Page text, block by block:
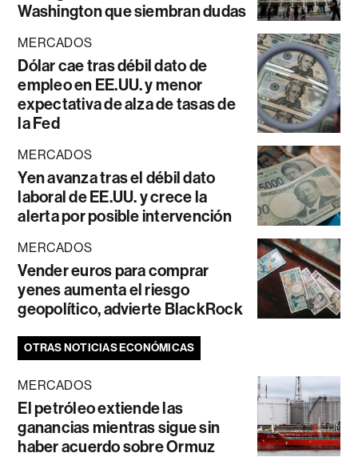
Washington que siembran dudas
MERCADOS
Dólar cae tras débil dato de
empleo en EE.UU. y menor
expectativa de alza de tasas de
la Fed
MERCADOS
Yen avanza tras el débil dato
laboral de EE.UU. y crece la
alerta por posible intervención
MERCADOS
Vender euros para comprar
yenes aumenta el riesgo
geopolítico, advierte BlackRock
OTRAS NOTICIAS ECONÓMICAS
MERCADOS
El petróleo extiende las
ganancias mientras sigue sin
haber acuerdo sobre Ormuz